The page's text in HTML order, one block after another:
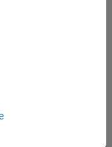
aula
prompt,